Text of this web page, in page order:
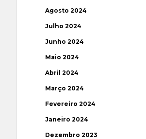
Agosto 2024
Julho 2024
Junho 2024
Maio 2024
Abril 2024
Março 2024
Fevereiro 2024
Janeiro 2024
Dezembro 2023